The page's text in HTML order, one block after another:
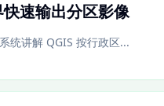
速输出分区影像
统讲解 QGIS 按行政区...